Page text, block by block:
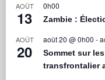
AOÛT
13
0h00
Zambie :
AOÛT
20
août 20 @ 0h00 -
Sommet sur
transfrontalier